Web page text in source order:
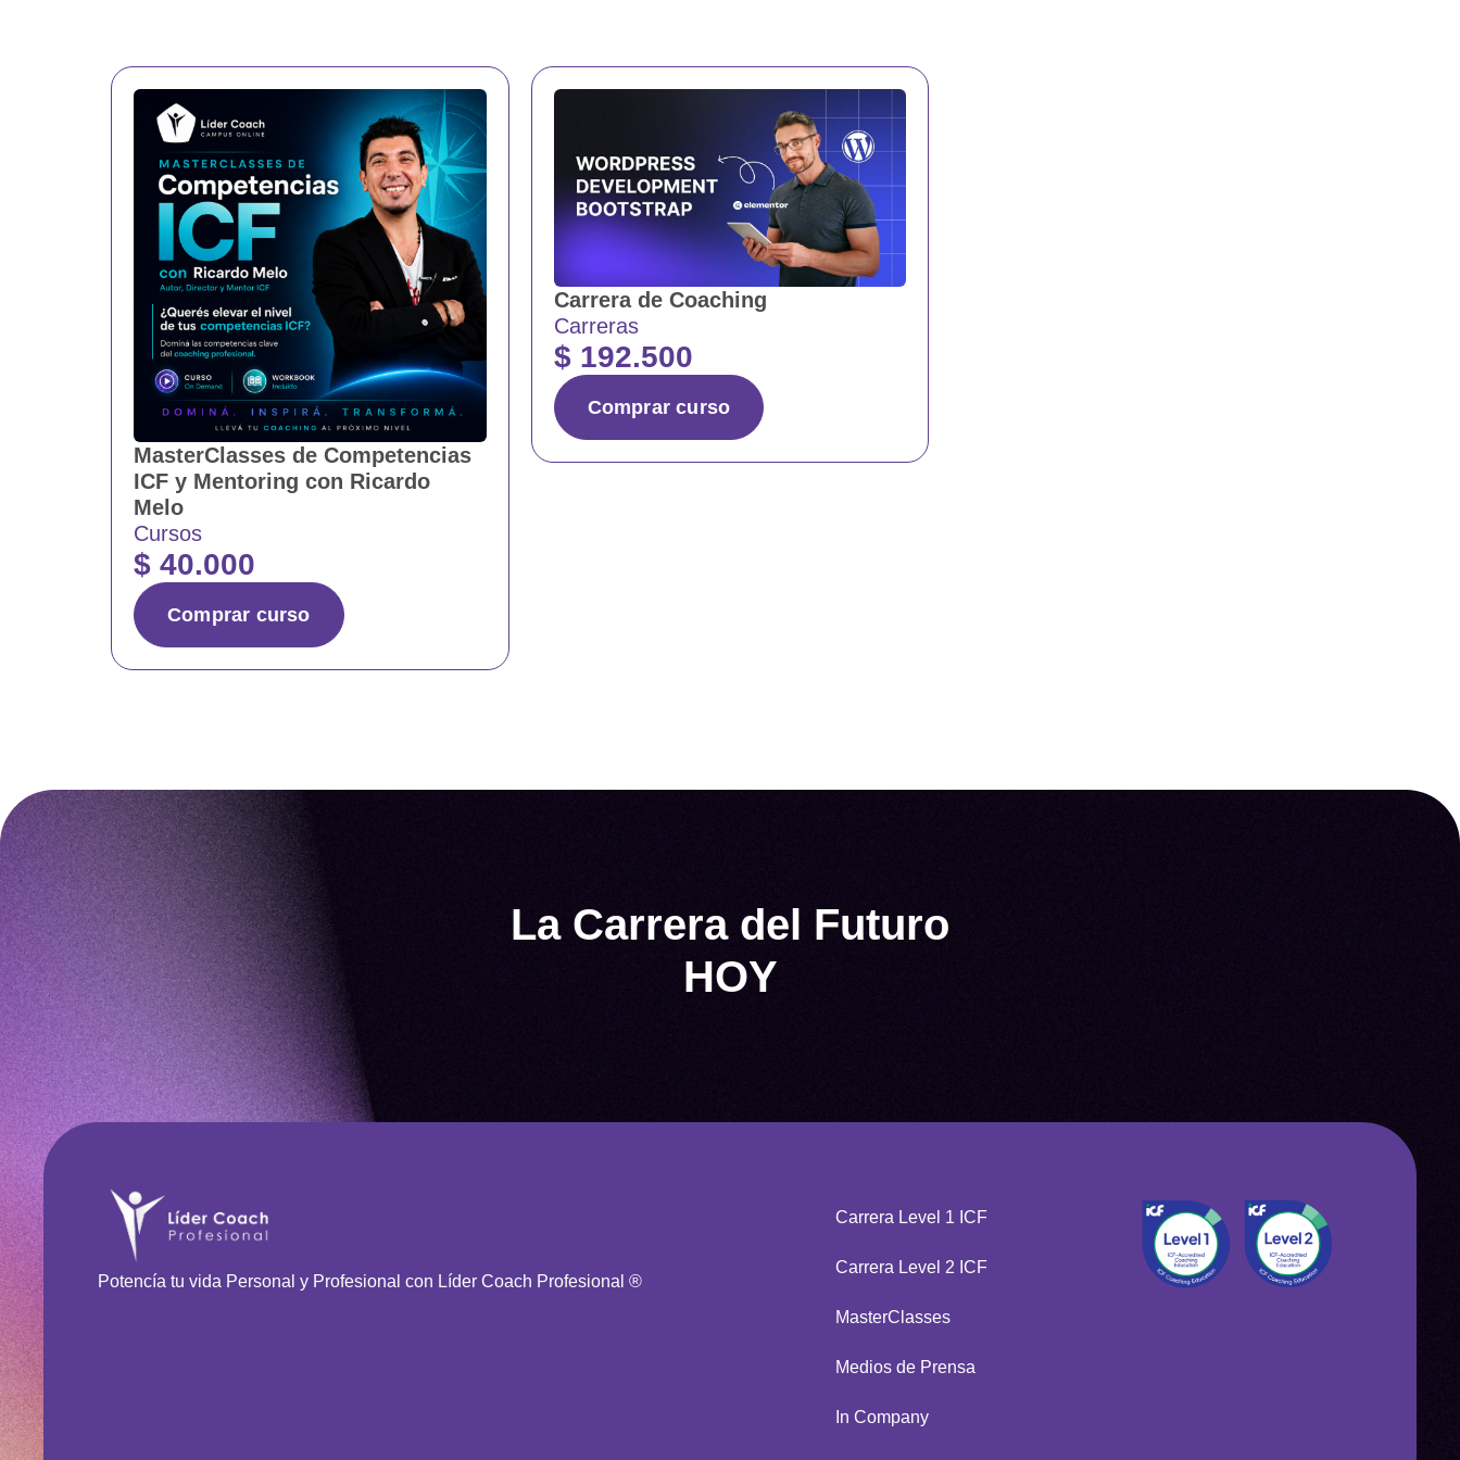
MasterClasses de Competencias
ICF y Mentoring con Ricardo
Melo
Cursos
$ 40.000
Comprar curso
Carrera de Coaching
Carreras
$192.500
Comprar curso
La Carrera del Futuro
HOY
Potencía tu vida Personal y Profesional con Líder Coach Profesional ®
Carrera Level 1 ICF
Carrera Level 2 ICF
MasterClasses
Medios de Prensa
In Company